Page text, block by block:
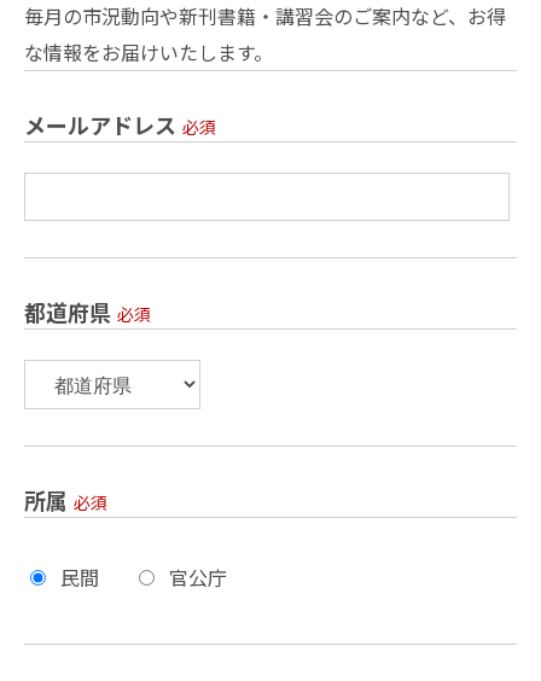
毎月の市況動向や新刊書籍・講習会のご案内など、お得
な情報をお届けいたします。
メールアドレス 必須
都道府県 必須
所属 必須
民間 官公庁